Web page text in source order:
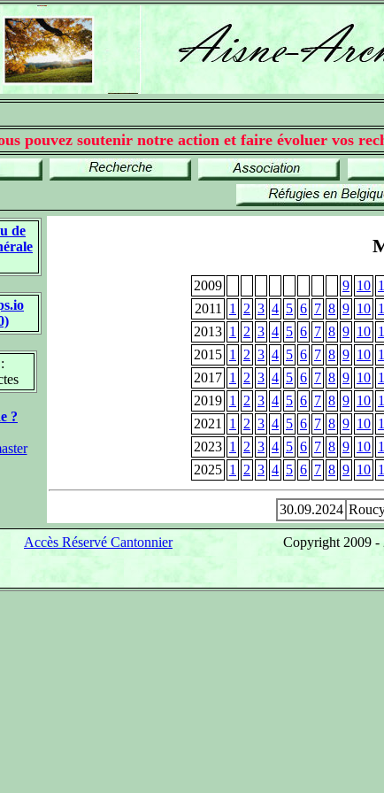
pouvez soutenir notre action et faire évoluer vos
de
?
2009 9 10
2011
1 2 3 4 5 6 7 8 9 10
2013 1 2 3 4 5 6 7 8 9 10
2015 1 2 3 4 5 6 7 8 9 10
2017 1 2 3 4 5 6 7 8 9 10
2019 1 2 3 4 5 6 7 8 9 10
2021
1 2 3 4 5 6 7 8 9 10
2023 1 2 3 4 5 6 7 8 9 10
2025 1 2 3 4 5 6 7 8 9 10
30.09.2024
Accès Réservé Cantonnier Copyright 2009 -